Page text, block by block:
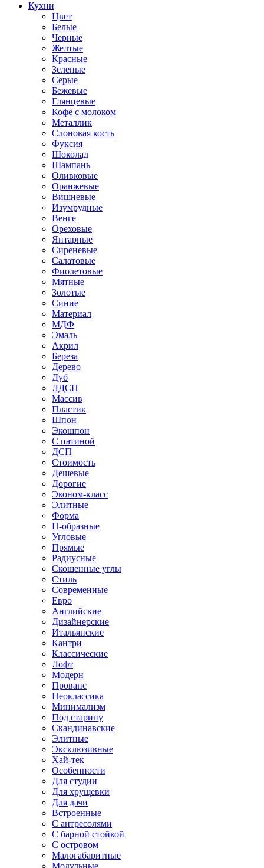
Кухни
Цвет
Белые
Черные
Желтые
Красные
Зеленые
Серые
Бежевые
Глянцевые
Кофе с молоком
Металлик
Слоновая кость
Фуксия
Шоколад
Шампань
Оливковые
Оранжевые
Вишневые
Изумрудные
Венге
Ореховые
Янтарные
Сиреневые
Салатовые
Фиолетовые
Мятные
Золотые
Синие
Материал
МДФ
Эмаль
Акрил
Береза
Дерево
Дуб
ЛДСП
Массив
Пластик
Шпон
Экошпон
С патиной
ДСП
Стоимость
Дешевые
Дорогие
Эконом-класс
Элитные
Форма
П-образные
Угловые
Прямые
Радиусные
Скошенные углы
Стиль
Современные
Евро
Английские
Дизайнерские
Итальянские
Кантри
Классические
Лофт
Модерн
Прованс
Неоклассика
Минимализм
Под старину
Скандинавские
Элитные
Эксклюзивные
Хай-тек
Особенности
Для студии
Для хрущевки
Для дачи
Встроенные
С антресолями
С барной стойкой
С островом
Малогабаритные
Модульные